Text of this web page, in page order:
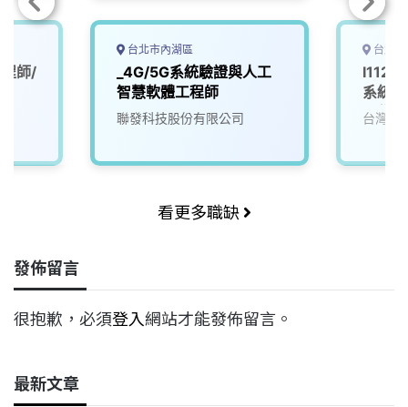
師/
台北市內湖區
_4G/5G系統驗證與人工
智慧軟體工程師
聯發科技股份有限公司
台北
I112
系統
工作)
台灣大
看更多職缺
發佈留言
很抱歉，必須登入網站才能發佈留言。
最新文章